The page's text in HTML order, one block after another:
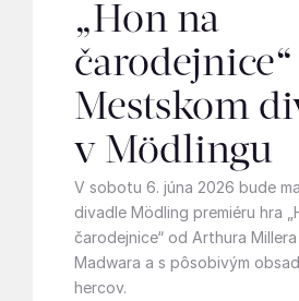
„Hon na
Mestskom
v Mödlingu
V sobotu 6. júna 2026 bude
divadle Mödling premiéru hra
čarodejnice“ od Arthura
Madwara a s pôsobivým
hercov.